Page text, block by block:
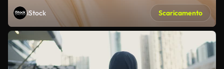
iStock Scaricamento